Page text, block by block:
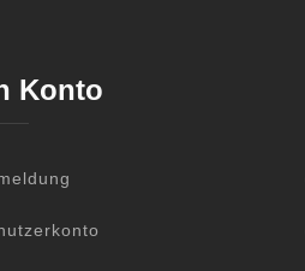
Konto